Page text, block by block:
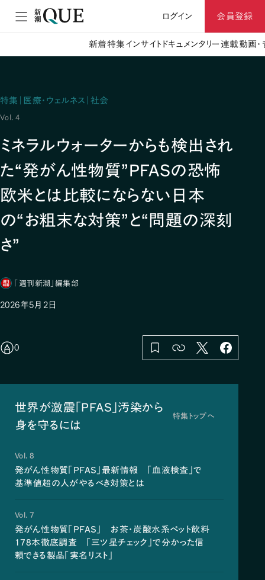
ログイン 会員登録
新着特集 インサイト ドキュメンタリー 連載動画
特集｜医療・ウェルネス｜社会
Vol. 4
ミネラルウォーターからも検出され
た“発がん性物質”PFASの恐怖
欧米とは比較にならない日本
の“お粗末な対策”と“問題の深刻
さ”
「週刊新潮」編集部
2026年5月2日
0
世界が激震「PFAS」汚染から
身を守るには
特集トップへ
Vol. 8
発がん性物質「PFAS」最新情報 「血液検査」で
基準値超の人がやるべき対策とは
Vol. 7
発がん性物質「PFAS」 お茶・炭酸水系ペット飲料
178本徹底調査 「三ツ星チェック」で分かった信
頼できる製品「実名リスト」